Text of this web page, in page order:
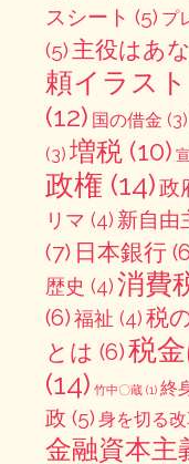
スシート (5) プ
(5) 主役はあ
頼イラスト
(12) 国の借金 (3)
(3) 増税(10)
政権 (14)政
リマ (4) 新自由
(7) 日本銀行
歴史 (4)消費
(6)福祉 (4)税
とは (6)税
(14) 竹中〇蔵(1) 終
政 (5) 身を切る
金融資本主